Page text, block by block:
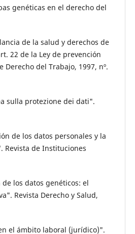
genéticas en el derecho del
de la salud y derechos de
22 de la Ley de prevención
del Trabajo, 1997, nº.
sulla protezione dei dati".
de los datos personales y la
Revista de Instituciones
de los datos genéticos: el
Revista Derecho y Salud,
el ámbito laboral (jurídico)".